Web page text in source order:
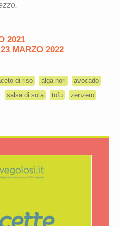
2021
23 MARZO 2022
di riso alga nori
avocado
salsa di soia tofu zenzero